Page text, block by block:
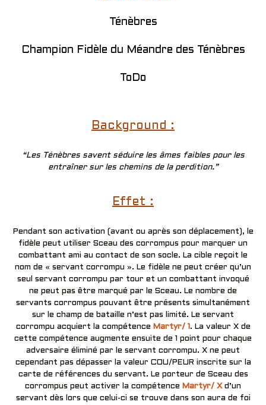
Ténèbres
Champion Fidèle du Méandre des Ténèbres
ToDo
Background :
“Les Ténèbres savent séduire les âmes faibles pour les
entraîner sur les chemins de la perdition.”
Effet :
Pendant son activation (avant ou après son déplacement), le
fidèle peut utiliser Sceau des corrompus pour marquer un
combattant ami au contact de son socle. La cible reçoit le
nom de « servant corrompu ». Le fidèle ne peut créer qu’un
seul servant corrompu par tour et un combattant invoqué
ne peut pas être marqué par le Sceau. Le nombre de
servants corrompus pouvant être présents simultanément
sur le champ de bataille n’est pas limité. Le servant
corrompu acquiert la compétence Martyr/ 1 . La valeur X de
cette compétence augmente ensuite de 1 point pour chaque
adversaire éliminé par le servant corrompu. X ne peut
cependant pas dépasser la valeur COU/PEUR inscrite sur la
carte de références du servant. Le porteur de Sceau des
corrompus peut activer la compétence Martyr/ X d’un
servant dès lors que celui-ci se trouve dans son aura de foi